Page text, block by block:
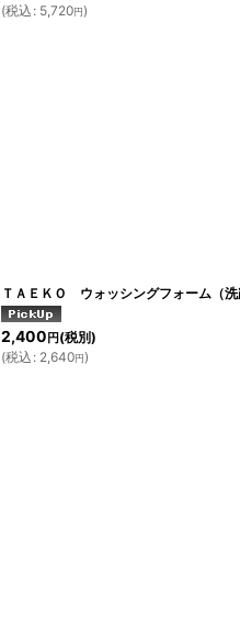
(税込 : 5,720円)
ＴＡＥＫＯ ウォッシングフォーム（洗
2,400 円 (税別)
(税込 : 2,640円)